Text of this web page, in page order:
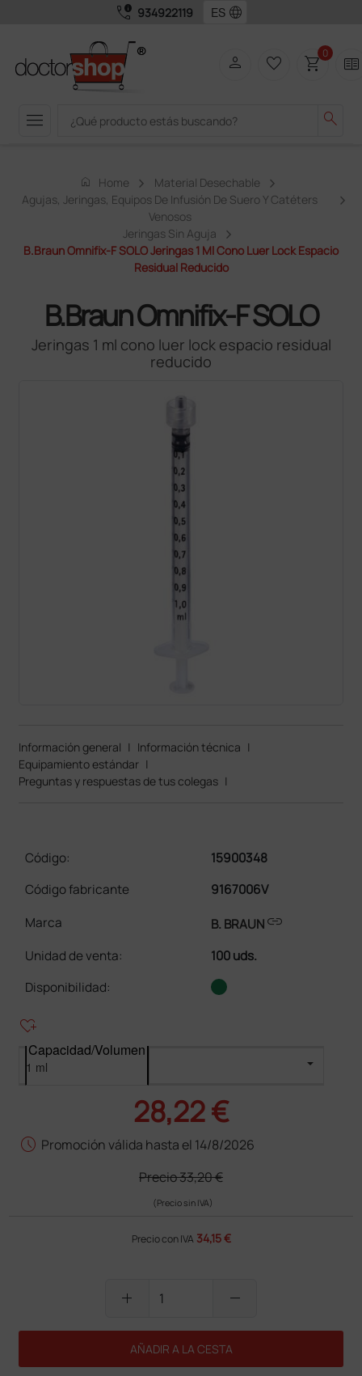
call_quality 934922119 language
menu search
person favorite_border shopping_cart0 two_pager
home Home
Material Desechable
Agujas, Jeringas, Equipos De Infusión De Suero Y Catéters
Venosos
Jeringas Sin Aguja
B.Braun Omnifix-F SOLO Jeringas 1 Ml Cono Luer Lock Espacio
Residual Reducido
B.Braun Omnifix-F SOLO
Jeringas 1 ml cono luer lock espacio residual
reducido
Información general | Información técnica |
Equipamiento estándar |
Preguntas y respuestas de tus colegas |
Código:
15900348
Código fabricante
9167006V
Marca
B. BRAUNlink
Unidad de venta:
100 uds.
Disponibilidad:
heart_plus
Capacidad/Volumen
28,22 €
schedule Promoción válida hasta el 14/8/2026
Precio33,20 €
(Precio sin IVA)
Precio con IVA 34,15 €
add remove
AÑADIR A LA CESTA